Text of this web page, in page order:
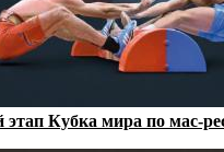
Кубка мира по мас-